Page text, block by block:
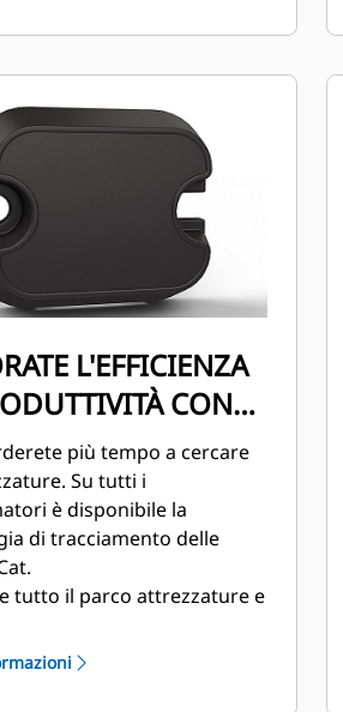
sulla ganascia mobile
bilancia velocità e potenza,
cicli rapidi e una
forza di chiusura a favore
L'EFFICIENZA
CON
INTEGRATE
più tempo a cercare
Su tutti i
è disponibile la
di tracciamento delle
tutto il parco attrezzature e
con tecnologia di